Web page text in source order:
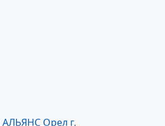
АЛЬЯНС Орел г.